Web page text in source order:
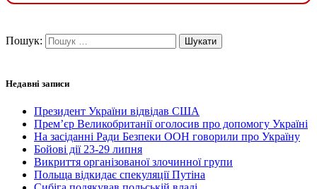
Пошук:
Недавні записи
Президент України відвідав США
Прем’єр Великобританії оголосив про допомогу Україні
На засіданні Ради Безпеки ООН говорили про Україну
Бойові дії 23-29 липня
Викриття організованої злочинної групи
Польща відкидає спекуляції Путіна